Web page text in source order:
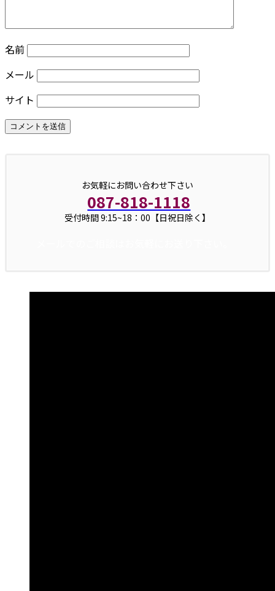
名前
メール
サイト
お気軽にお問い合わせ下さい
087-818-1118
受付時間 9:15~18：00【日祝日除く】